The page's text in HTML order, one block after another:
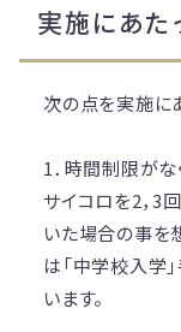
実施にあた
次の点を実施に
1．時間制限がな
サイコロを2，3
いた場合の事を
は「中学校入学
います。